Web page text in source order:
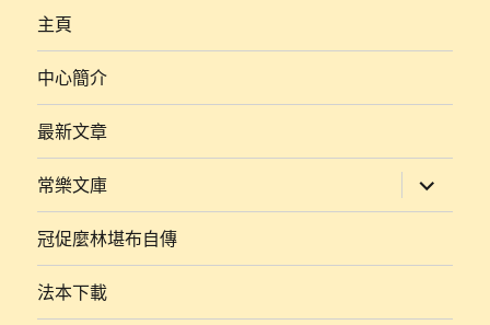
主頁
中心簡介
最新文章
常樂文庫
展
開
子
冠促麼林堪布自傳
法本下載